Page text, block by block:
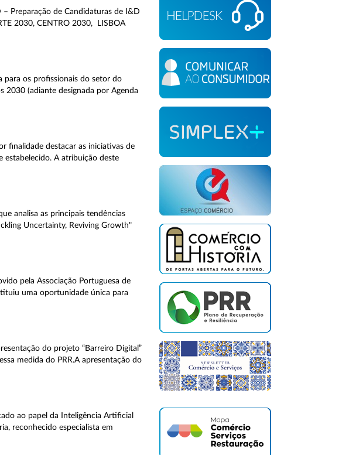
Preparação de Candidaturas de I&D
2030, CENTRO 2030, LISBOA
para os profissionais do setor do
2030 (adiante designada por Agenda
finalidade destacar as iniciativas de
estabelecido. A atribuição deste
analisa as principais tendências
Uncertainty, Reviving Growth"
pela Associação Portuguesa de
uma oportunidade única para
do projeto “Barreiro Digital”
medida do PRR.A apresentação do
ao papel da Inteligência Artificial
reconhecido especialista em